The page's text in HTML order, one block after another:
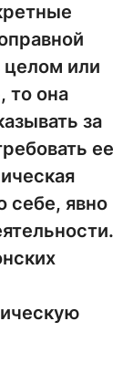
целом или
то она
за
ее
себе, явно